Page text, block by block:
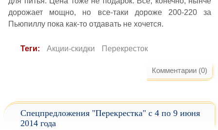
дорожает мощно, но все-таки дороже 200-220 за
Пьюпиллу пока как-то отдавать не хочется.
Теги: Акции-скидки Перекресток
Комментарии (0)
Спецпредложения "Перекрестка" с 4 по 9 июня
2014 года